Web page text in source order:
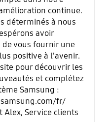
continue.
déterminés à nous
avoir
vous fournir une
positive à l'avenir.
pour découvrir les
et complétez
Samsung :
fr/
Alex, Service clients